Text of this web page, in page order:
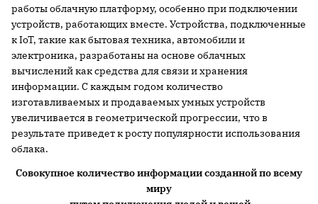
работы облачную платформу, особенно при подключении
устройств, работающих вместе. Устройства, подключенные
к IoT, такие как бытовая техника, автомобили и
электроника, разработаны на основе облачных
вычислений как средства для связи и хранения
информации. С каждым годом количество
изготавливаемых и продаваемых умных устройств
увеличивается в геометрической прогрессии, что в
результате приведет к росту популярности использования
облака.
Совокупное количество информации созданной по всему
миру